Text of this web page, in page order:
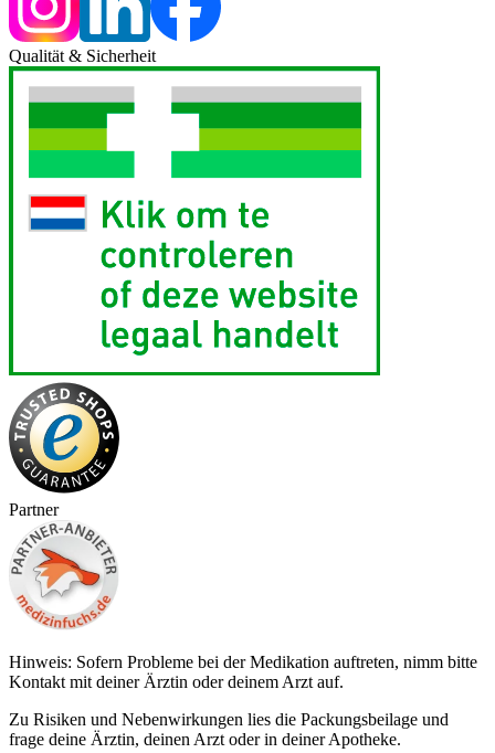
Qualität & Sicherheit
Partner
Hinweis: Sofern Probleme bei der Medikation auftreten, nimm bitte
Kontakt mit deiner Ärztin oder deinem Arzt auf.
Zu Risiken und Nebenwirkungen lies die Packungsbeilage und
frage deine Ärztin, deinen Arzt oder in deiner Apotheke.